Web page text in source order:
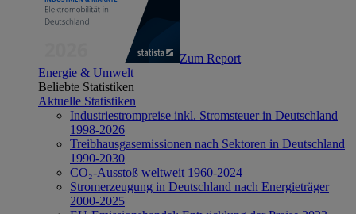
Zum Report
Energie & Umwelt
Beliebte Statistiken
Aktuelle Statistiken
Industriestrompreise inkl. Stromsteuer in Deutschland
1998-2026
Treibhausgasemissionen nach Sektoren in Deutschland
1990-2030
CO₂-Ausstoß weltweit 1960-2024
Stromerzeugung in Deutschland nach Energieträger
2000-2025